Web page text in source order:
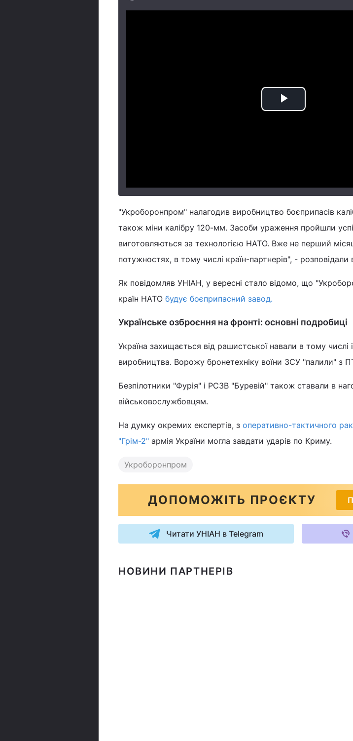
Play
"Укроборонпром" налагодив виробництво боєприпасів
також міни калібру 120-мм. Засоби ураження пройшли
виготовляються за технологією НАТО. Вже не перший
потужностях, в тому числі країн-партнерів", -
Як повідомляв УНІАН, у вересні стало відомо, що
країн НАТО будує боєприпасний завод.
Українське озброєння на фронті: основні подробиці
Україна захищається від рашистської навали в тому числі
виробництва. Ворожу бронетехніку воїни ЗСУ "палили" з
Безпілотники "Фурія" і РСЗВ "Буревій" також ставали в
військовослужбовцям.
На думку окремих експертів, з оперативно-тактичного
"Грім-2" армія України могла завдати ударів по Криму.
Укроборонпром
ДОПОМОЖІТЬ ПРОЄКТУ
Читати УНІАН в Telegram
НОВИНИ ПАРТНЕРІВ